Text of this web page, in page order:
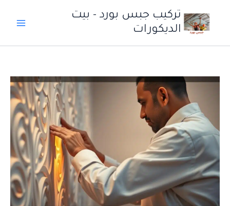
المحتوى
تركيب جبس بورد - بيت
الديكورات